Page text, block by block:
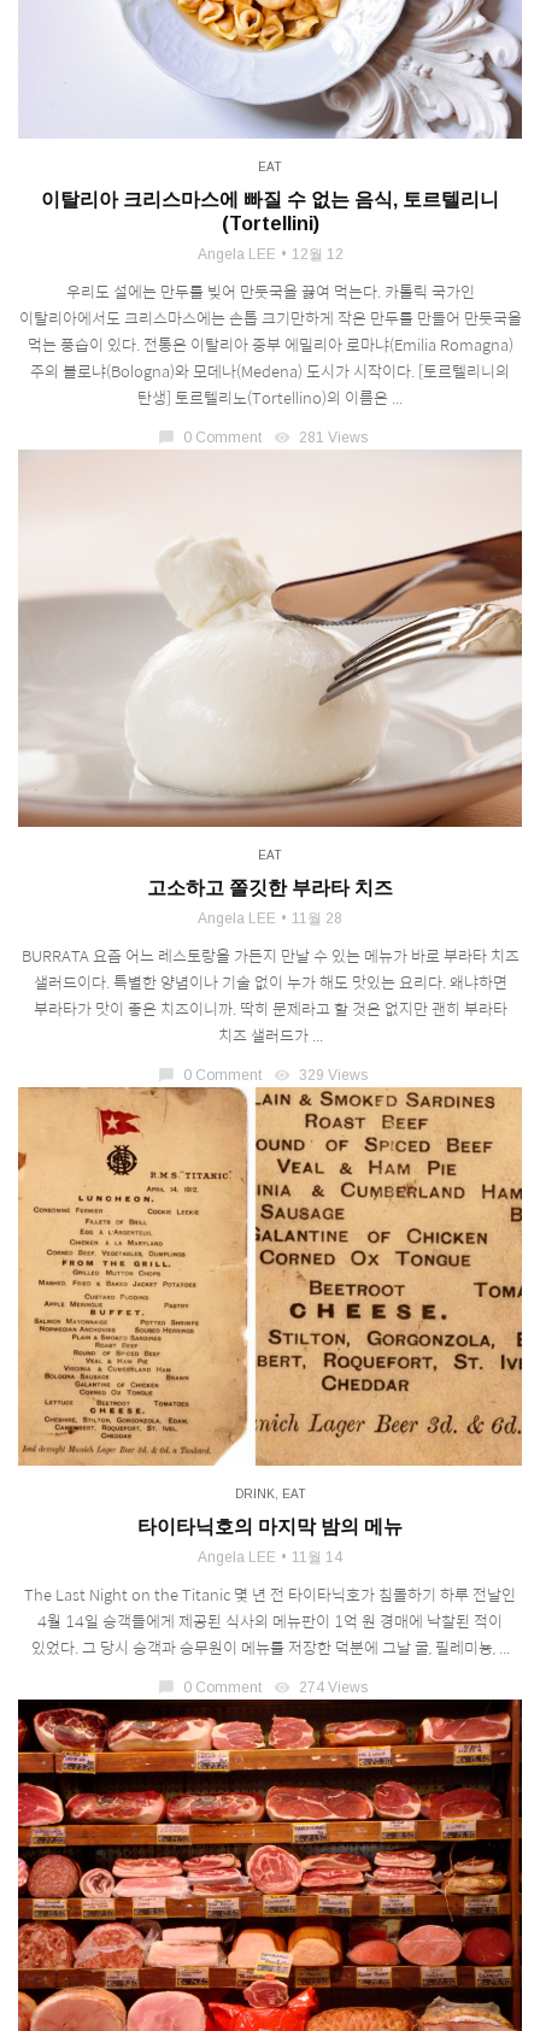
EAT
이탈리아 크리스마스에 빠질 수 없는 음식, 토르텔리니
(Tortellini)
Angela LEE 12월 12
우리도 설에는 만두를 빚어 만둣국을 끓여 먹는다. 카톨릭 국가인
이탈리아에서도 크리스마스에는 손톱 크기만하게 작은 만두를 만들어 만둣국을
먹는 풍습이 있다. 전통은 이탈리아 중부 에밀리아 로마냐(Emilia Romagna)
주의 볼로냐(Bologna)와 모데나(Medena) 도시가 시작이다. [토르텔리니의
탄생] 토르텔리노(Tortellino)의 이름은 ...
0 Comment visibility 281 Views
EAT
고소하고 쫄깃한 부라타 치즈
Angela LEE 11월 28
BURRATA 요즘 어느 레스토랑을 가든지 만날 수 있는 메뉴가 바로 부라타 치즈
샐러드이다. 특별한 양념이나 기술 없이 누가 해도 맛있는 요리다. 왜냐하면
부라타가 맛이 좋은 치즈이니까. 딱히 문제라고 할 것은 없지만 괜히 부라타
치즈 샐러드가 ...
chat_bubble 0 Comment visibility 329 Views
DRINK EAT
타이타닉호의 마지막 밤의 메뉴
Angela LEE 11월 14
The Last Night on the Titanic 몇 년 전 타이타닉호가 침몰하기 하루 전날인
4월 14일 승객들에게 제공된 식사의 메뉴판이 1억 원 경매에 낙찰된 적이
있었다. 그 당시 승객과 승무원이 메뉴를 저장한 덕분에 그날 굴, 필레미뇽, ...
0 Comment visibility 274 Views